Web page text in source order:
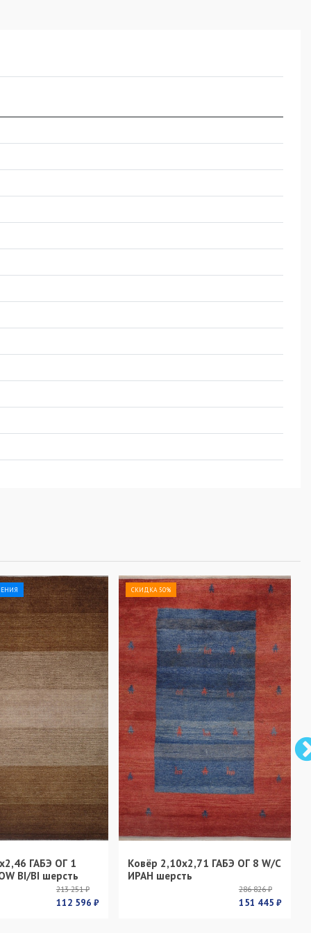
ГАБЭ ОГ 1
BI/BI шерсть
213 251 ₽
112 596 ₽
СКИДКА 50%
Ковёр 2,10х2,71 ГАБЭ ОГ 8 W/C
ИРАН шерсть
286 826 ₽
151 445 ₽